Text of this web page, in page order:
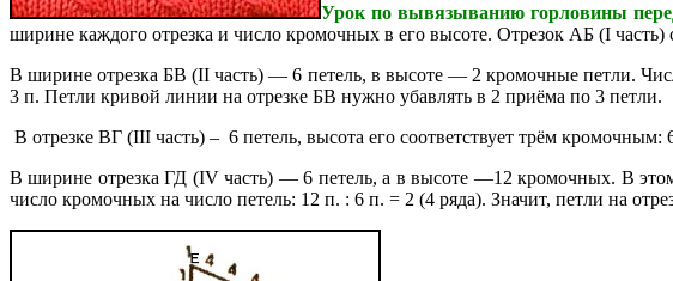
Урок по вывязыванию горловины
ширине каждого отрезка и число кромочных в его высоте. Отрезок АБ (I часть)
В ширине отрезка БВ (II часть) — 6 петель, в высоте — 2 кромочные петли.
3 п. Петли кривой линии на отрезке БВ нужно убавлять в 2 приёма по 3 петли.
В отрезке ВГ (III часть) – 6 петель, высота его соответствует трём
В ширине отрезка ГД (IV часть) — 6 петель, а в высоте —12 кромочных. В этом
число кромочных на число петель: 12 п. : 6 п. = 2 (4 ряда). Значит, петли на